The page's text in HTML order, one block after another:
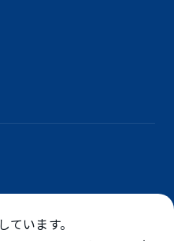
しています
います。